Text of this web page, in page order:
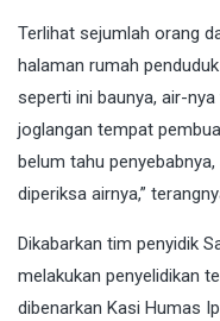
Terlihat sejumlah orang
halaman rumah
seperti ini baunya, air-
joglangan tempat
belum tahu
diperiksa airnya,”
Dikabarkan tim penyidik
melakukan penyelidikan
dibenarkan Kasi Humas